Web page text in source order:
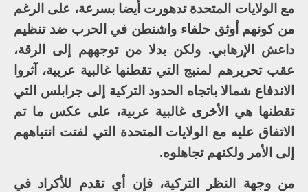
مع الولايات المتحدة تدهورت أيضا بسرعة، على الرغم
من كونهم أوثق حلفاء واشنطن في الحرب ضد تنظيم
داعش الإرهابي. ولكن بدلا من توجههم إلى الرقة،
عقب تحريرهم لمنبج التي تقطنها غالبية عربية، آثروا
الاندفاع شمالا باتجاه الحدود التركية إلى جرابلس التي
تقطنها هي الأخرى غالبية عربية، على عكس ما تم
الاتفاق عليه مع الولايات المتحدة التي لفتت انتباههم
إلى الأمر ولكنهم تجاهلوه.
من وجهة النظر التركية، فإن أي تقدم للأكراد في